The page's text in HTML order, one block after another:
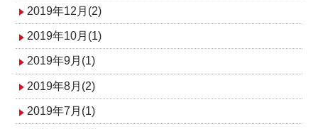
2019年12月(2)
2019年10月(1)
2019年9月(1)
2019年8月(2)
2019年7月(1)